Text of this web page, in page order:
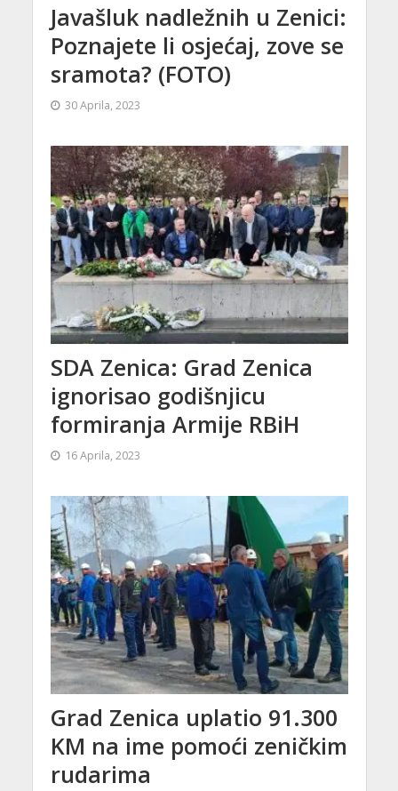
Javašluk nadležnih u Zenici:
Poznajete li osjećaj, zove se
sramota? (FOTO)
30 Aprila, 2023
SDA Zenica: Grad Zenica
ignorisao godišnjicu
formiranja Armije RBiH
16 Aprila, 2023
Grad Zenica uplatio 91.300
KM na ime pomoći zeničkim
rudarima